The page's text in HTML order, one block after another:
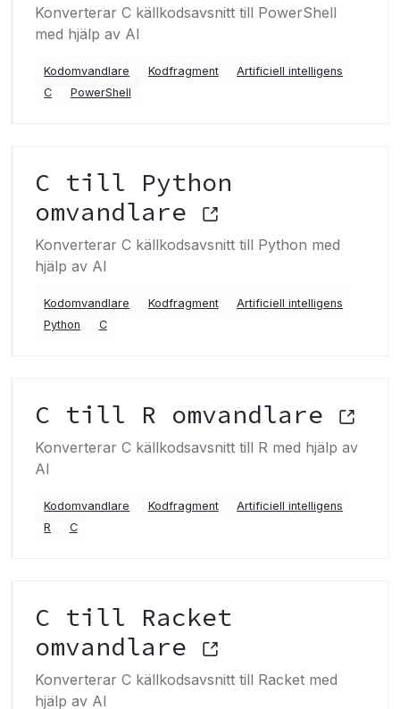
Konverterar C källkodsavsnitt till PowerShell
med hjälp av AI
Kodomvandlare Kodfragment
Artificiell intelligens
C
PowerShell
C till Python
omvandlare
Konverterar C källkodsavsnitt till Python med
hjälp av AI
Kodomvandlare Kodfragment
Artificiell intelligens
Python
C
C till R omvandlare
Konverterar C källkodsavsnitt till R med hjälp av
AI
Kodomvandlare Kodfragment
Artificiell intelligens
R
C
C till Racket
omvandlare
Konverterar C källkodsavsnitt till Racket med
hjälp av AI